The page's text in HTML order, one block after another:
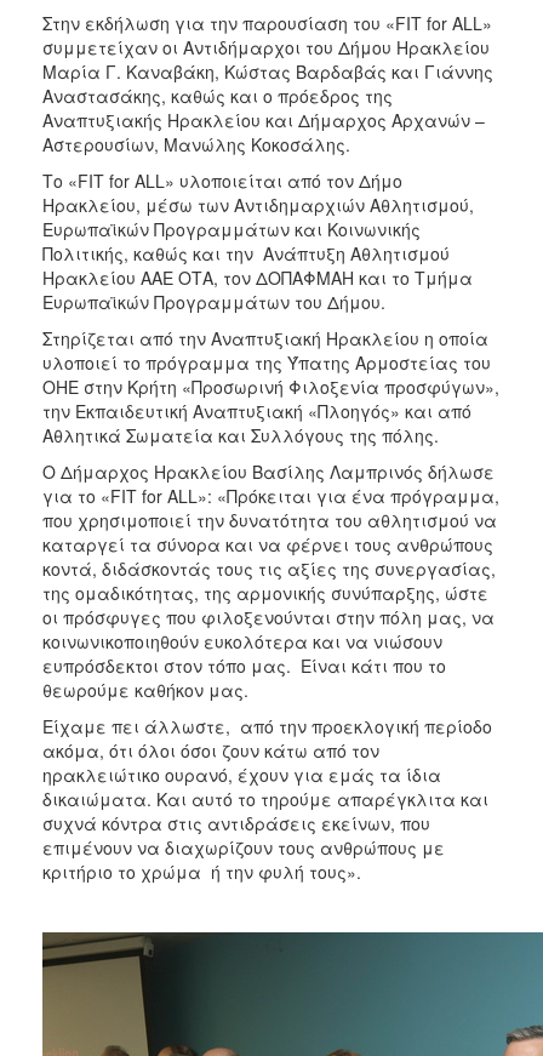
ΤΟΠΟΣ
ΔΗΜΟΣ
ΠΟΛΙΤΙΣΜΟΣ
Στην εκδήλωση για την παρουσίαση του «FIT for ALL»
συμμετείχαν οι Αντιδήμαρχοι του Δήμου Ηρακλείου
Μαρία Γ. Καναβάκη, Κώστας Βαρδαβάς και Γιάννης
Αναστασάκης, καθώς και ο πρόεδρος της
Αναπτυξιακής Ηρακλείου και Δήμαρχος Αρχανών –
Αστερουσίων, Μανώλης Κοκοσάλης.
Το «FIT for ALL» υλοποιείται από τον Δήμο
Ηρακλείου, μέσω των Αντιδημαρχιών Αθλητισμού,
Ευρωπαϊκών Προγραμμάτων και Κοινωνικής
Πολιτικής, καθώς και την Ανάπτυξη Αθλητισμού
Ηρακλείου ΑΑΕ ΟΤΑ, τον ΔΟΠΑΦΜΑΗ και το Τμήμα
Ευρωπαϊκών Προγραμμάτων του Δήμου.
Στηρίζεται από την Αναπτυξιακή Ηρακλείου η οποία
υλοποιεί το πρόγραμμα της Ύπατης Αρμοστείας του
ΟΗΕ στην Κρήτη «Προσωρινή Φιλοξενία προσφύγων»,
την Εκπαιδευτική Αναπτυξιακή «Πλοηγός» και από
Αθλητικά Σωματεία και Συλλόγους της πόλης.
Ο Δήμαρχος Ηρακλείου Βασίλης Λαμπρινός δήλωσε
για το «FIT for ALL»: «Πρόκειται για ένα πρόγραμμα,
που χρησιμοποιεί την δυνατότητα του αθλητισμού να
καταργεί τα σύνορα και να φέρνει τους ανθρώπους
κοντά, διδάσκοντάς τους τις αξίες της συνεργασίας,
της ομαδικότητας, της αρμονικής συνύπαρξης, ώστε
οι πρόσφυγες που φιλοξενούνται στην πόλη μας, να
κοινωνικοποιηθούν ευκολότερα και να νιώσουν
ευπρόσδεκτοι στον τόπο μας. Είναι κάτι που το
θεωρούμε καθήκον μας.
Είχαμε πει άλλωστε, από την προεκλογική περίοδο
ακόμα, ότι όλοι όσοι ζουν κάτω από τον
ηρακλειώτικο ουρανό, έχουν για εμάς τα ίδια
δικαιώματα. Και αυτό το τηρούμε απαρέγκλιτα και
συχνά κόντρα στις αντιδράσεις εκείνων, που
επιμένουν να διαχωρίζουν τους ανθρώπους με
κριτήριο το χρώμα ή την φυλή τους».